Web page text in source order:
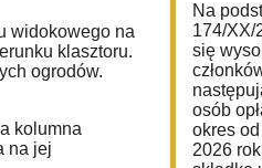
widokowego na
klasztoru.
ogrodów.
kolumna
na jej
Na
174/XX/
się
osób
okres
2026